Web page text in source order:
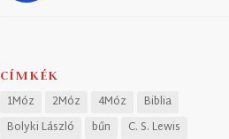
CÍMKÉK
1Móz 2Móz 4Móz
Biblia
Bolyki László
bűn
C. S. Lewis